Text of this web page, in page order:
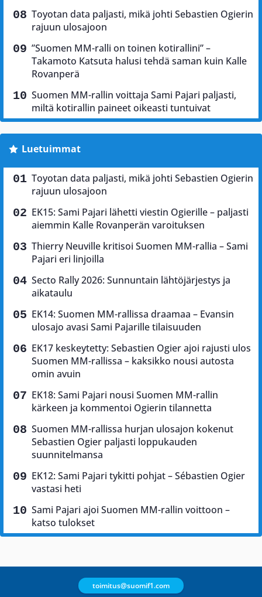
Toyotan data paljasti, mikä johti Sebastien Ogierin
rajuun ulosajoon
”Suomen MM-ralli on toinen kotirallini” –
Takamoto Katsuta halusi tehdä saman kuin Kalle
Rovanperä
Suomen MM-rallin voittaja Sami Pajari paljasti,
miltä kotirallin paineet oikeasti tuntuivat
Luetuimmat
Toyotan data paljasti, mikä johti Sebastien Ogierin
rajuun ulosajoon
EK15: Sami Pajari lähetti viestin Ogierille – paljasti
aiemmin Kalle Rovanperän varoituksen
Thierry Neuville kritisoi Suomen MM-rallia – Sami
Pajari eri linjoilla
Secto Rally 2026: Sunnuntain lähtöjärjestys ja
aikataulu
EK14: Suomen MM-rallissa draamaa – Evansin
ulosajo avasi Sami Pajarille tilaisuuden
EK17 keskeytetty: Sebastien Ogier ajoi rajusti ulos
Suomen MM-rallissa – kaksikko nousi autosta
omin avuin
EK18: Sami Pajari nousi Suomen MM-rallin
kärkeen ja kommentoi Ogierin tilannetta
Suomen MM-rallissa hurjan ulosajon kokenut
Sebastien Ogier paljasti loppukauden
suunnitelmansa
EK12: Sami Pajari tykitti pohjat – Sébastien Ogier
vastasi heti
Sami Pajari ajoi Suomen MM-rallin voittoon –
katso tulokset
toimitus@suomif1.com